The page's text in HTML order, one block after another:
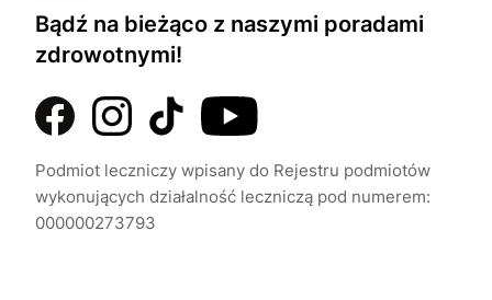
Bądź na bieżąco z naszymi poradami
zdrowotnymi!
Podmiot leczniczy wpisany do Rejestru podmiotów
wykonujących działalność leczniczą pod numerem:
000000273793